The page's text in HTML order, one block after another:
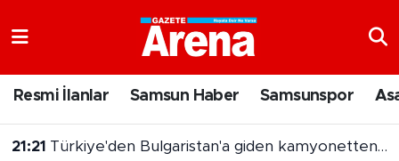
Resmi İlanlar Samsun Haber Samsunspor
21:03 7 Ağustos 2026 On Numara sonuçları açıklandı
Samsun Namaz Vakitleri